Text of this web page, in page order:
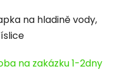
na hladině vody,
na zakázku 1-2dny